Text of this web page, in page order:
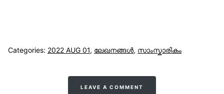
Categories: 2022 AUG 01, ലേഖനങ്ങള്‍, സാംസ്കാരികം
LEAVE A COMMENT